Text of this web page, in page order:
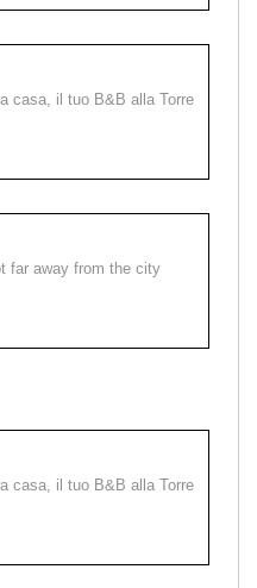
casa, il tuo B&B alla Torre
far away from the city
casa, il tuo B&B alla Torre